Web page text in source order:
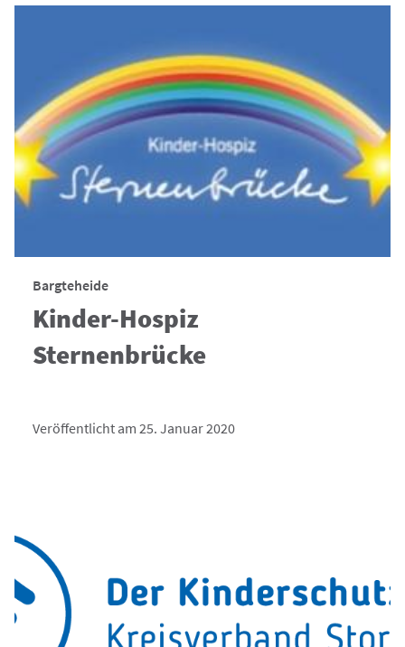
Bargteheide
Kinder-Hospiz
Sternenbrücke
Veröffentlicht am 25. Januar 2020